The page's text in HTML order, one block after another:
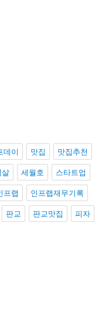
데이 맛집 맛집추천
살 세월호 스타트업
프랩 인프랩재무기록
판교 판교맛집 피자